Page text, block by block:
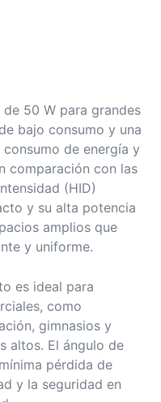
50 W para grandes
bajo consumo y una
de energía y
comparación con las
(HID)
y su alta potencia
amplios que
y uniforme.
es ideal para
como
gimnasios y
altos. El ángulo de
pérdida de
y la seguridad en